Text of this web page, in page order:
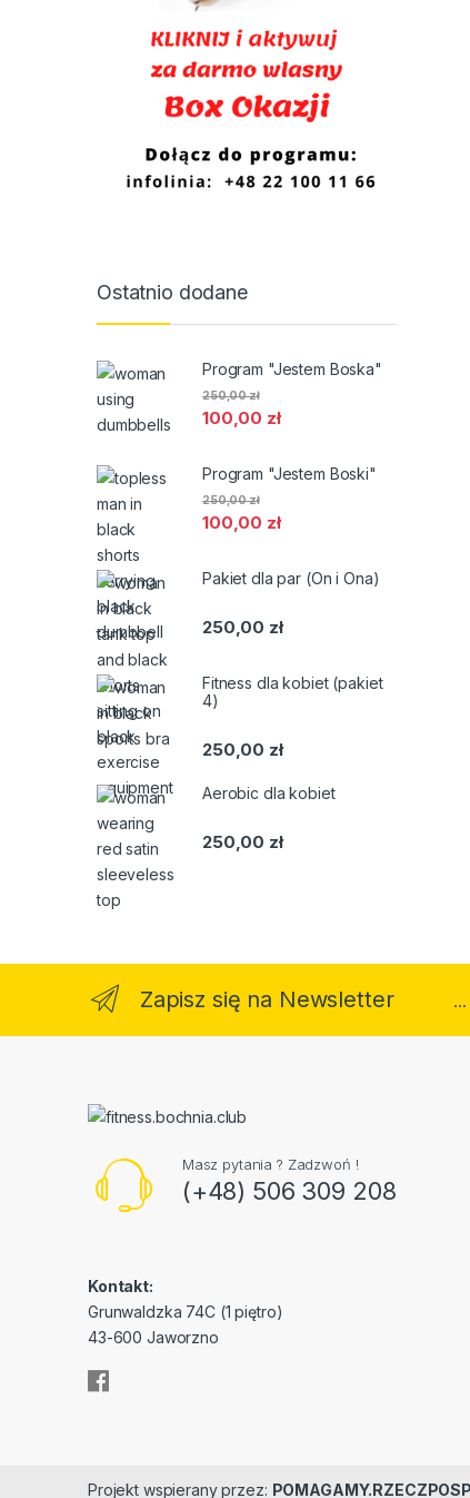
Ostatnio dodane
Program "Jestem Boska"
100,00 zł
250,00zł
Program "Jestem Boski"
100,00 zł
250,00zł
Pakiet dla par (On i Ona)
250,00 zł
Fitness dla kobiet (pakiet
4)
250,00 zł
Aerobic dla kobiet
250,00 zł
Zapisz się na Newsletter
Masz pytania ? Zadzwoń !
(+48) 506 309 208
Kontakt:
Grunwaldzka 74C (1 piętro)
43-600 Jaworzno
Projekt wspierany przez: